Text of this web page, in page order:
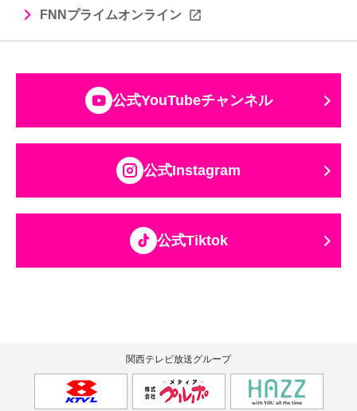
FNNプライムオンライン
公式YouTubeチャンネル
公式Instagram
公式Tiktok
関西テレビ放送グループ